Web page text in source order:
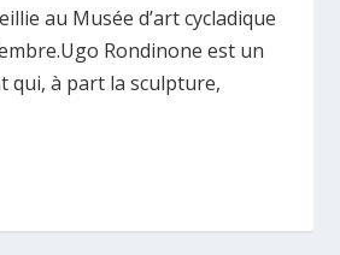
au Musée d’art cycladique
Rondinone est un
qui, à part la sculpture,